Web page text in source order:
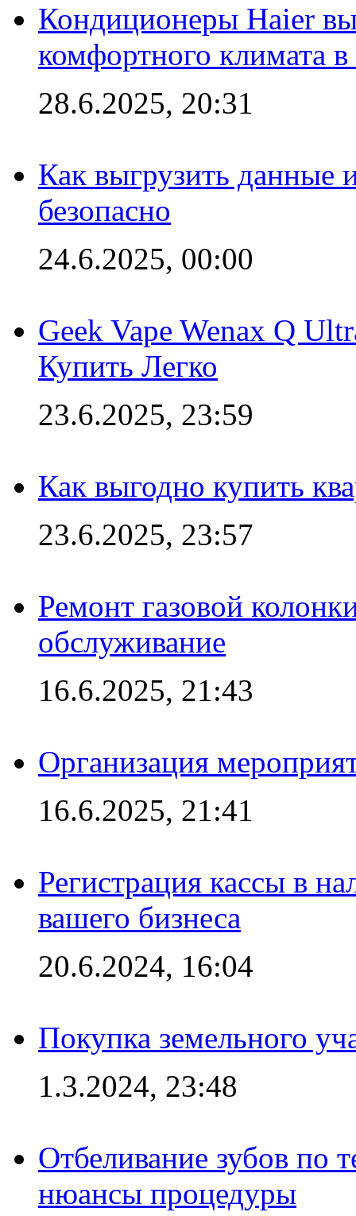
Кондиционеры Haier
комфортного климата
28.6.2025, 20:31
Как выгрузить данные
безопасно
24.6.2025, 00:00
Geek Vape Wenax Q
Купить Легко
23.6.2025, 23:59
Как выгодно купить
23.6.2025, 23:57
Ремонт газовой
обслуживание
16.6.2025, 21:43
Организация
16.6.2025, 21:41
Регистрация кассы в
вашего бизнеса
20.6.2024, 16:04
Покупка земельного
1.3.2024, 23:48
Отбеливание зубов по
нюансы процедуры